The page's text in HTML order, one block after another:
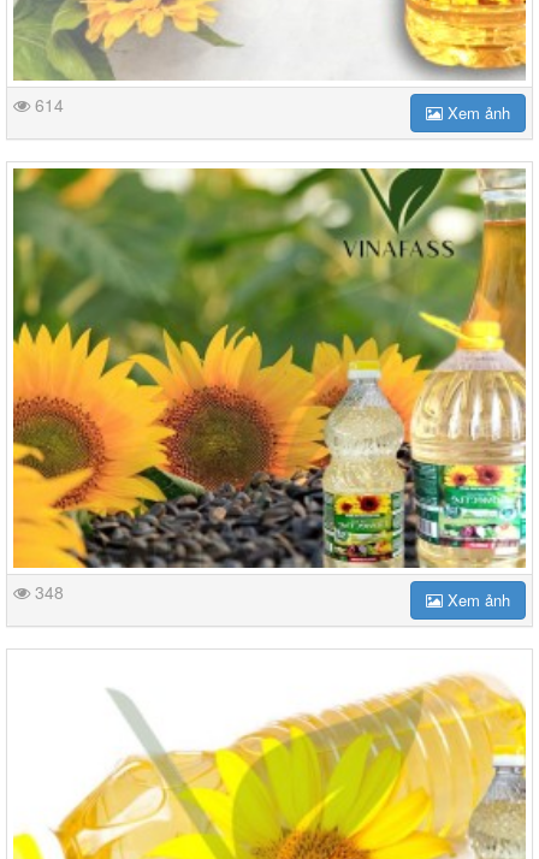
614 Xem ảnh
348 Xem ảnh